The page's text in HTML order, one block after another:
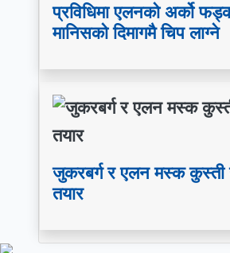
प्रविधिमा एलनको अर्को
मानिसको दिमागमै चिप लाग्ने
जुकरबर्ग र एलन मस्क
तयार